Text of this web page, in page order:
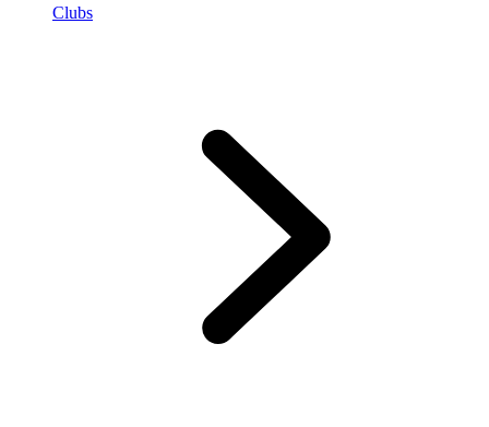
Clubs